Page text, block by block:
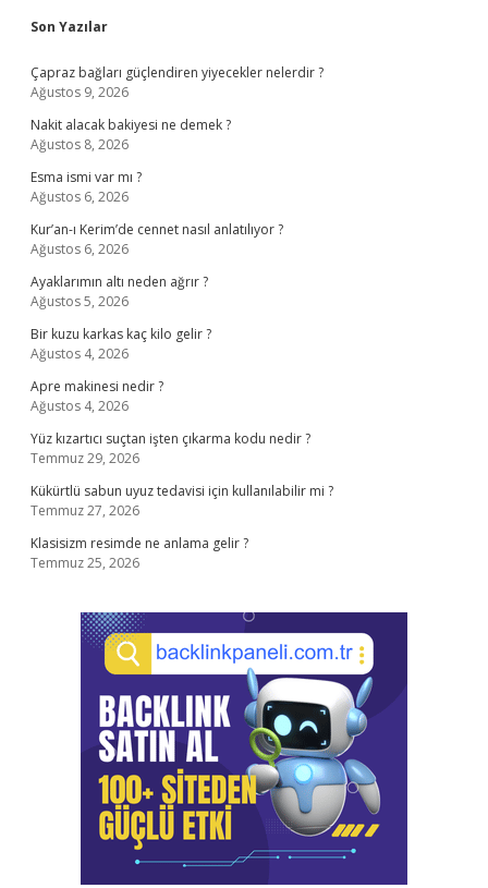
Sidebar
Son Yazılar
Çapraz bağları güçlendiren yiyecekler nelerdir ?
Ağustos 9, 2026
Nakit alacak bakiyesi ne demek ?
Ağustos 8, 2026
Esma ismi var mı ?
Ağustos 6, 2026
Kur’an-ı Kerim’de cennet nasıl anlatılıyor ?
Ağustos 6, 2026
Ayaklarımın altı neden ağrır ?
Ağustos 5, 2026
Bir kuzu karkas kaç kilo gelir ?
Ağustos 4, 2026
Apre makinesi nedir ?
Ağustos 4, 2026
Yüz kızartıcı suçtan işten çıkarma kodu nedir ?
Temmuz 29, 2026
Kükürtlü sabun uyuz tedavisi için kullanılabilir mi ?
Temmuz 27, 2026
Klasisizm resimde ne anlama gelir ?
Temmuz 25, 2026